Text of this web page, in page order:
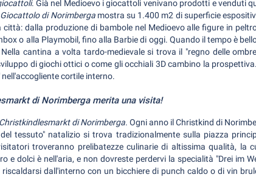
. Già nel Medioevo i giocattoli venivano prodotti e venduti
di Norimbergamostra su 1.400 m2 di superficie
dalla produzione di bambole nel Medioevo alle figure in
o alla Playmobil, fino alla Barbie di oggi. Quando il tempo è
cantina a volta tardo-medievale si trova il "regno delle
di giochi ottici o come gli occhiali 3D cambino la
cortile interno.
di Norimberga merita una visita!
Christkindlesmarkt di Norimberga. Ogni anno il Christkind di
tessuto" natalizio si trova tradizionalmente sulla piazza
troveranno prelibatezze culinarie di altissima qualità, la
e dolci è nell'aria, e non dovreste perdervi la specialità "Drei im
dall'interno con un bicchiere di punch caldo o di vin